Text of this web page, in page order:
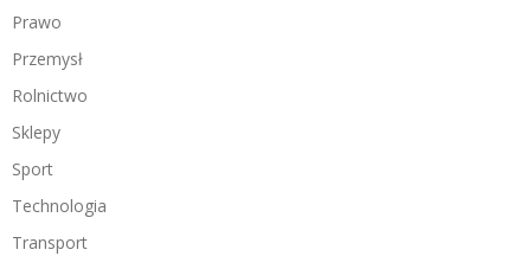
Prawo
Przemysł
Rolnictwo
Sklepy
Sport
Technologia
Transport